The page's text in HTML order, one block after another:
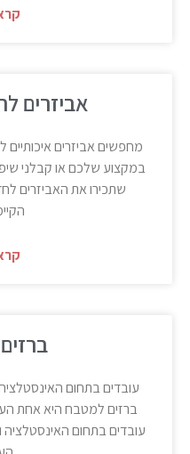
קרא
אביזרים
מחפשים אביזרים איכותיים
במקצוע שלכם או קבלני שיפוץ
שתכירו את האביזרים
קרא
ברזים
עובדים בתחום
ברזים למטבח היא אחת
עובדים בתחום האינסטלציה